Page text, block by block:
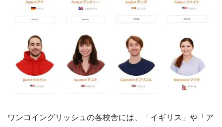
ワンコイングリッシュの各校舎には、「イギリス」や「ア